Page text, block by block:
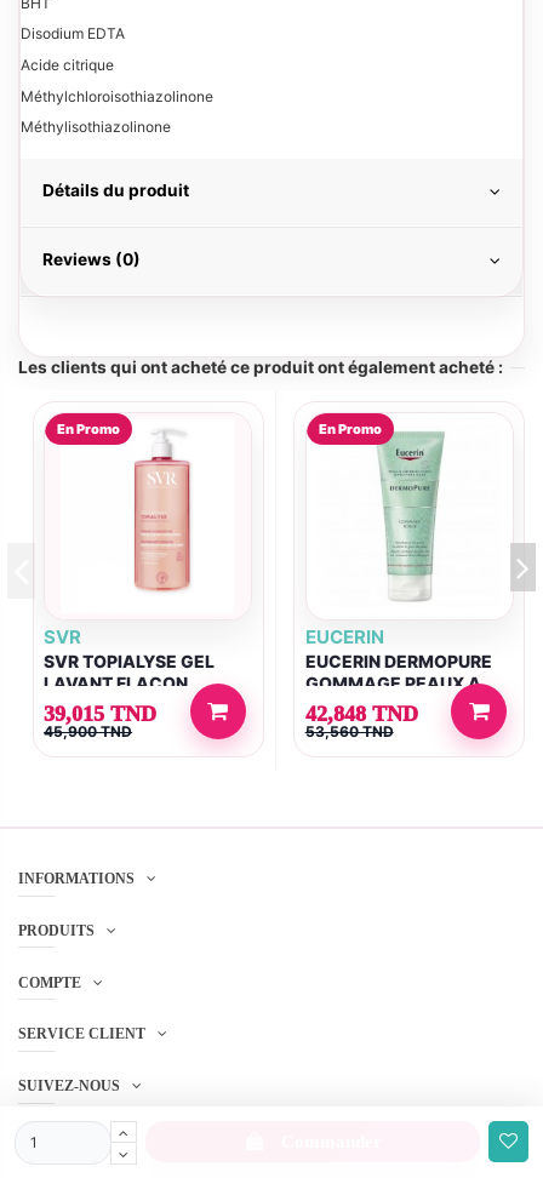
Disodium EDTA
Acide citrique
Méthylchloroisothiazolinone
Méthylisothiazolinone
Détails du produit
Reviews (0)
Les clients qui ont acheté ce produit ont également acheté :
En Promo
SVR
SVR TOPIALYSE GEL
LAVANT FLACON
POMPE 1L
39,015 TND
45,900 TND
En Promo
EUCERIN
EUCERIN DERMOPURE
GOMMAGE PEAUX A
IMPERFECTIONS 100ML
42,848 TND
53,560 TND
INFORMATIONS
PRODUITS
COMPTE
SERVICE CLIENT
SUIVEZ-NOUS